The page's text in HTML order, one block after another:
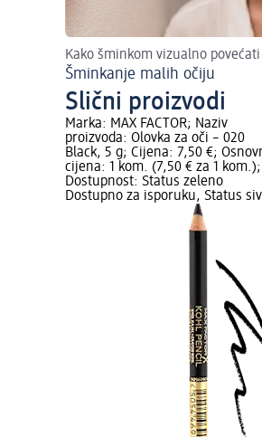
Kako šminkom vizualno povećati
Šminkanje malih očiju
Slični proizvodi
Marka: MAX FACTOR; Naziv
proizvoda: Olovka za oči – 020
Black, 5 g; Cijena: 7,50 €;
cijena: 1 kom. (7,50 € za 1 kom.);
Dostupnost: Status zeleno
Dostupno za isporuku, Status